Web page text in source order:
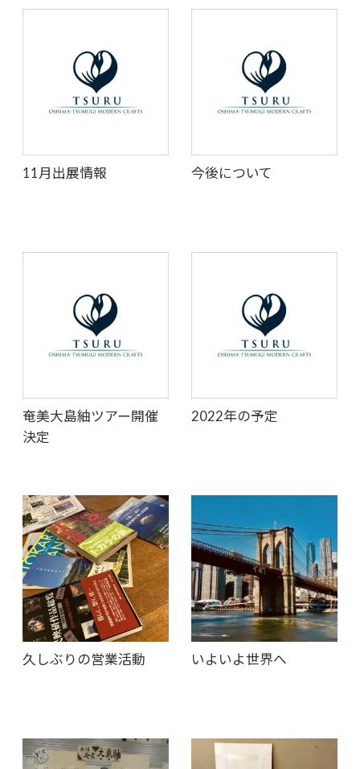
11月出展情報 今後について
奄美大島紬ツアー開催
決定
2022年の予定
久しぶりの営業活動 いよいよ世界へ